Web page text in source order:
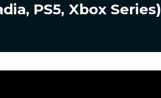
PS5, Xbox Series)